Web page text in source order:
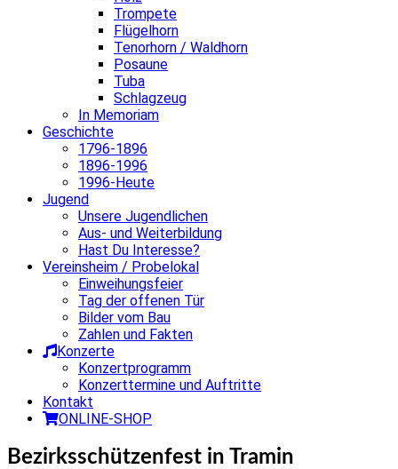
Trompete
Flügelhorn
Tenorhorn / Waldhorn
Posaune
Tuba
Schlagzeug
In Memoriam
Geschichte
1796-1896
1896-1996
1996-Heute
Jugend
Unsere Jugendlichen
Aus- und Weiterbildung
Hast Du Interesse?
Vereinsheim / Probelokal
Einweihungsfeier
Tag der offenen Tür
Bilder vom Bau
Zahlen und Fakten
Konzerte
Konzertprogramm
Konzerttermine und Auftritte
Kontakt
ONLINE-SHOP
Bezirksschützenfest in Tramin